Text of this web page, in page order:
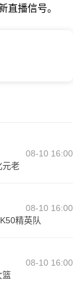
直播信号。
08-10 16:00
元老
08-10 16:00
精英队
08-10 16:00
篮